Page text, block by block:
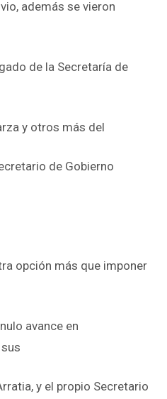
además se vieron
de la Secretaría de
y otros más del
de Gobierno
opción más que imponer
avance en
y el propio Secretario